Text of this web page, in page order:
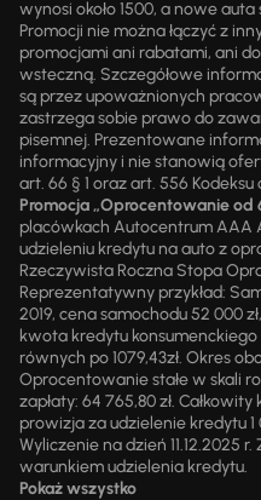
wynosi około 1500, a nowe
Promocji nie można łączyć z
promocjami ani rabatami, ani
wsteczną. Szczegółowe
są przez upoważnionych
zastrzega sobie prawo do
pisemnej. Prezentowane
informacyjny i nie stanowią
art. 66 § 1 oraz art. 556
Promocja „Oprocentowanie od
placówkach Autocentrum AAA
udzieleniu kredytu na auto z
Rzeczywista Roczna Stopa
Reprezentatywny przykład:
2019, cena samochodu 52 000
kwota kredytu konsumenckiego
równych po 1079,43zł. Okres
Oprocentowanie stałe w skali
zapłaty: 64 765,80 zł.
prowizja za udzielenie kredytu 1
Wyliczenie na dzień 11.12.2025
warunkiem udzielenia kredytu.
Pokaż wszystko